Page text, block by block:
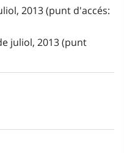
2013 (punt d'accés:
juliol, 2013 (punt